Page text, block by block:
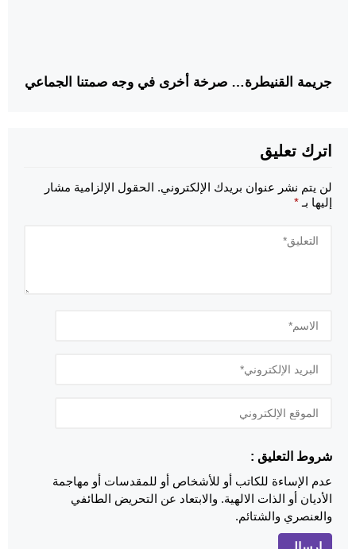
جريمة القنيطرة… صرخة أخرى في وجه صمتنا الجماعي
اترك تعليق
لن يتم نشر عنوان بريدك الإلكتروني. الحقول الإلزامية مشار
إليها بـ *
شروط التعليق :
عدم الإساءة للكاتب أو للأشخاص أو للمقدسات أو مهاجمة
الأديان أو الذات الالهية. والابتعاد عن التحريض الطائفي
والعنصري والشتائم.